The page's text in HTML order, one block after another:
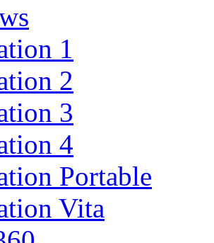
1
2
3
4
Portable
Vita